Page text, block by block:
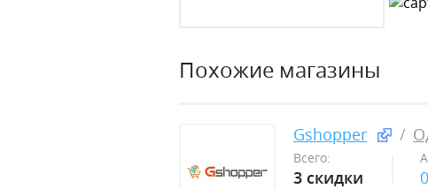
Похожие магазины
Gshopper
Всего:
3 скидки